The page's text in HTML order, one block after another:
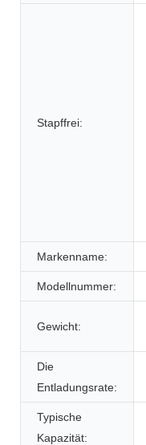
Stapffrei:
Markenname:
Modellnummer:
Gewicht:
Die
Entladungsrate:
Typische
Kapazität: